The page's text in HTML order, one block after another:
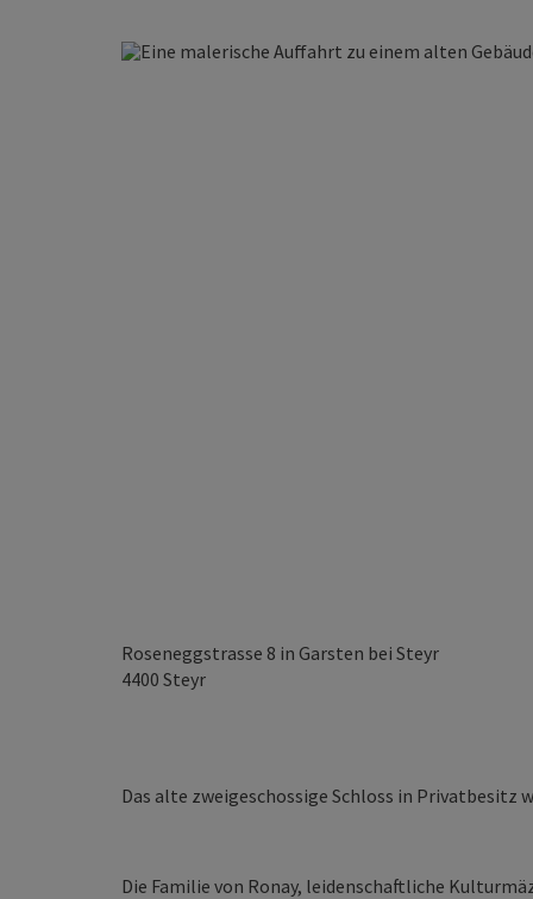
Roseneggstrasse 8 in Garsten bei Steyr
4400 Steyr
Das alte zweigeschossige Schloss in
Die Familie von Ronay, leidenschaftliche